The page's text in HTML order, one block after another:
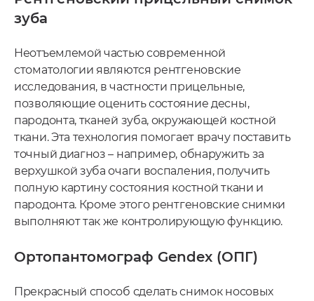
зуба
Неотъемлемой частью современной
стоматологии являются рентгеновские
исследования, в частности прицельные,
позволяющие оценить состояние десны,
пародонта, тканей зуба, окружающей костной
ткани. Эта технология помогает врачу поставить
точный диагноз – например, обнаружить за
верхушкой зуба очаги воспаления, получить
полную картину состояния костной ткани и
пародонта. Кроме этого рентгеновские снимки
выполняют так же контролирующую функцию.
Ортопантомограф Gendex (ОПГ)
Прекрасный способ сделать снимок носовых